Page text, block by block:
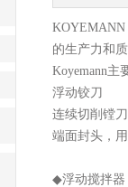
KOYEMANN
的生产力和质
Koyemann主
浮动铰刀
连续切削镗刀
端面封头，
◆浮动搅拌器